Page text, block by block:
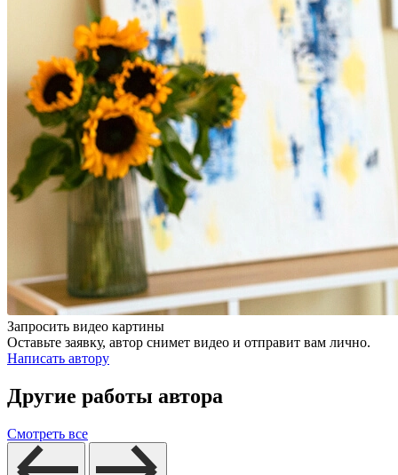
Запросить видео картины
Оставьте заявку, автор снимет видео и отправит вам лично.
Написать автору
Другие работы автора
Смотреть все